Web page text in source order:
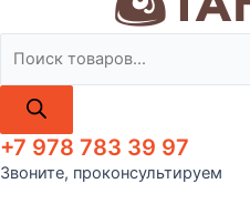
товаров
+7 978 783 39 97
Звоните, проконсультируем